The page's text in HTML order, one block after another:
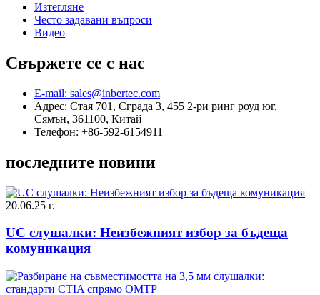
Изтегляне
Често задавани въпроси
Видео
Свържете се с нас
E-mail: sales@inbertec.com
Адрес: Стая 701, Сграда 3, 455 2-ри ринг роуд юг,
Сямън, 361100, Китай
Телефон: +86-592-6154911
последните новини
20.06.25 г.
UC слушалки: Неизбежният избор за бъдеща
комуникация